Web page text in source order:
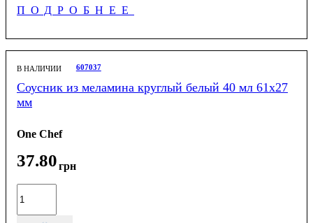
ПОДРОБНЕЕ
В НАЛИЧИИ 607037
Соусник из меламина круглый белый 40 мл 61х27
мм
One Chef
37.80грн